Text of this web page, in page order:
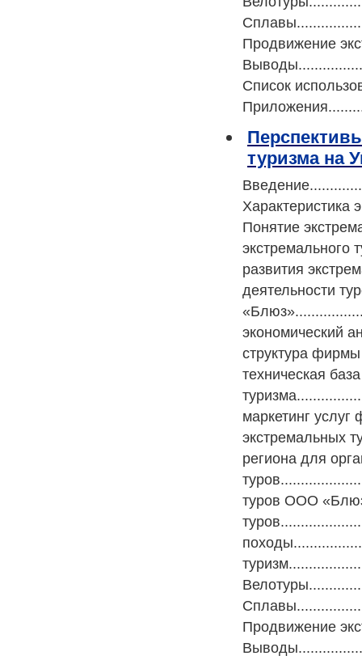
Продвижение
Список
туризма на
Характеристика
Понятие
экстремального
развития
деятельности
экономический
структура
техническая
маркетинг
экстремальных
региона для
туров ООО
Продвижение